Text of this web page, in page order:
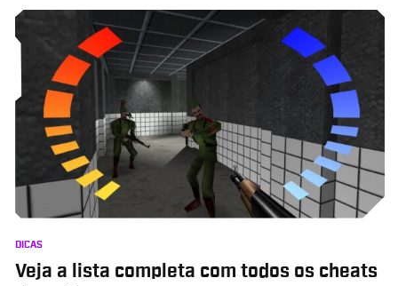
DICAS
Veja a lista completa com todos os cheats